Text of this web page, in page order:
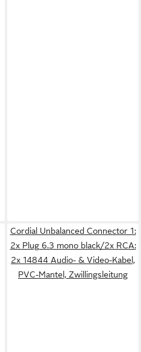
Cordial Unbalanced Connector 1:
2x Plug 6.3 mono black/2x RCA:
2x 14844 Audio- & Video-Kabel,
PVC-Mantel, Zwillingsleitung